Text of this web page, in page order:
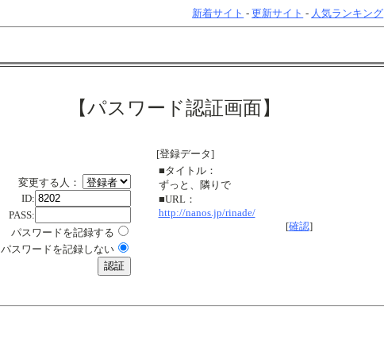
新着サイト -更新サイト - 人気ランキング
【パスワード認証画面】
変更する人：
ID:
PASS:
パスワードを記録する
パスワードを記録しない
[登録データ]
■タイトル：
ずっと、隣りで
■URL：
http://nanos.jp/rinade/
[確認]